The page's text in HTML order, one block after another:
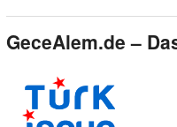
GeceAlem.de –